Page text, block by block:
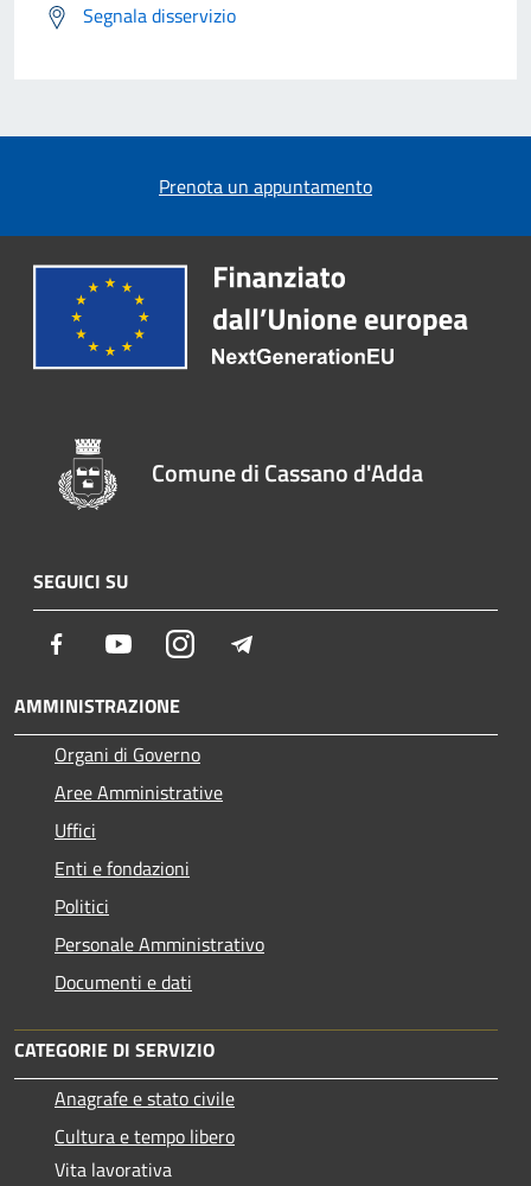
Segnala disservizio
Prenota un appuntamento
Comune di Cassano d'Adda
SEGUICI SU
Facebook YoutubeInstagram
AMMINISTRAZIONE
Organi di Governo
Aree Amministrative
Uffici
Enti e fondazioni
Politici
Personale Amministrativo
Documenti e dati
CATEGORIE DI SERVIZIO
Anagrafe e stato civile
Cultura e tempo libero
Vita lavorativa